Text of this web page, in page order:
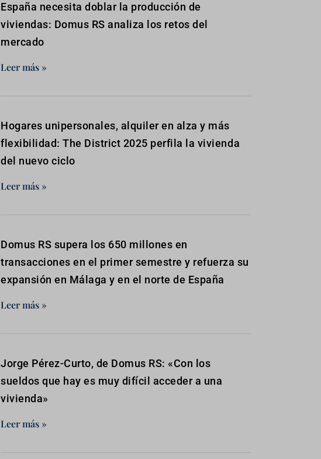
España necesita doblar la producción de
viviendas: Domus RS analiza los retos del
mercado
Leer más »
Hogares unipersonales, alquiler en alza y más
flexibilidad: The District 2025 perfila la vivienda
del nuevo ciclo
Leer más »
Domus RS supera los 650 millones en
transacciones en el primer semestre y refuerza su
expansión en Málaga y en el norte de España
Leer más »
Jorge Pérez-Curto, de Domus RS: «Con los
sueldos que hay es muy difícil acceder a una
vivienda»
Leer más »